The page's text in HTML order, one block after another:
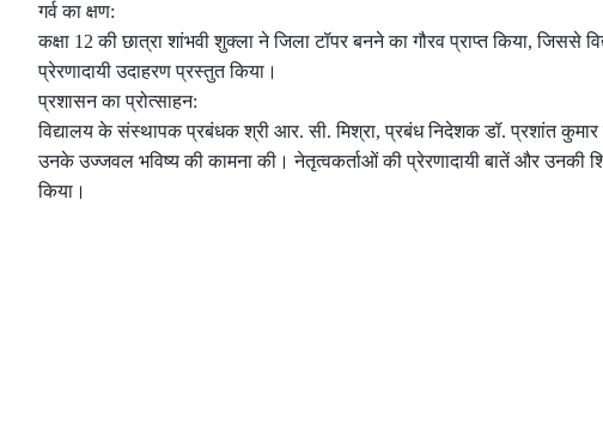
गर्व का क्षण:
कक्षा 12 की छात्रा शांभवी शुक्ला ने जिला टॉपर बनने का गौरव प्राप्त किया, जिससे
प्रेरणादायी उदाहरण प्रस्तुत किया।
प्रशासन का प्रोत्साहन:
विद्यालय के संस्थापक प्रबंधक श्री आर. सी. मिश्रा, प्रबंध निदेशक डॉ. प्रशांत कुमार
उनके उज्जवल भविष्य की कामना की। नेतृत्वकर्ताओं की प्रेरणादायी बातें और उनकी
किया।